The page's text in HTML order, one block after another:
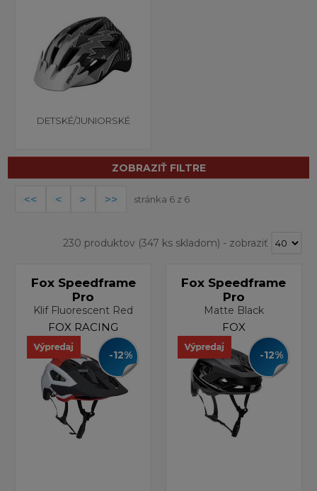
DETSKÉ/JUNIORSKÉ
ZOBRAZIŤ FILTRE
stránka 6 z 6
230 produktov(347 ks skladom) - zobraziť
Fox Speedframe
Pro
Klif Fluorescent Red
FOX RACING
-12%
Fox Speedframe
Pro
Matte Black
FOX
-12%